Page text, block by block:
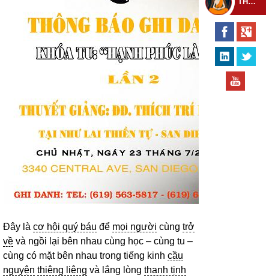
Đây là cơ hội quý báu để mọi người cùng trở
về và ngồi lại bên nhau cùng học – cùng tu –
cùng có mặt bên nhau trong tiếng kinh cầu
nguyện thiêng liêng và lắng lòng thanh tịnh